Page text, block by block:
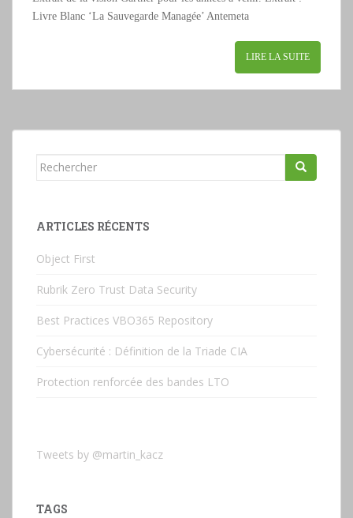
Livre Blanc ‘La Sauvegarde Managée’ Antemeta
LIRE LA SUITE
Rechercher...
ARTICLES RÉCENTS
Object First
Rubrik Zero Trust Data Security
Best Practices VBO365 Repository
Cybersécurité : Définition de la Triade CIA
Protection renforcée des bandes LTO
Tweets by @martin_kacz
TAGS